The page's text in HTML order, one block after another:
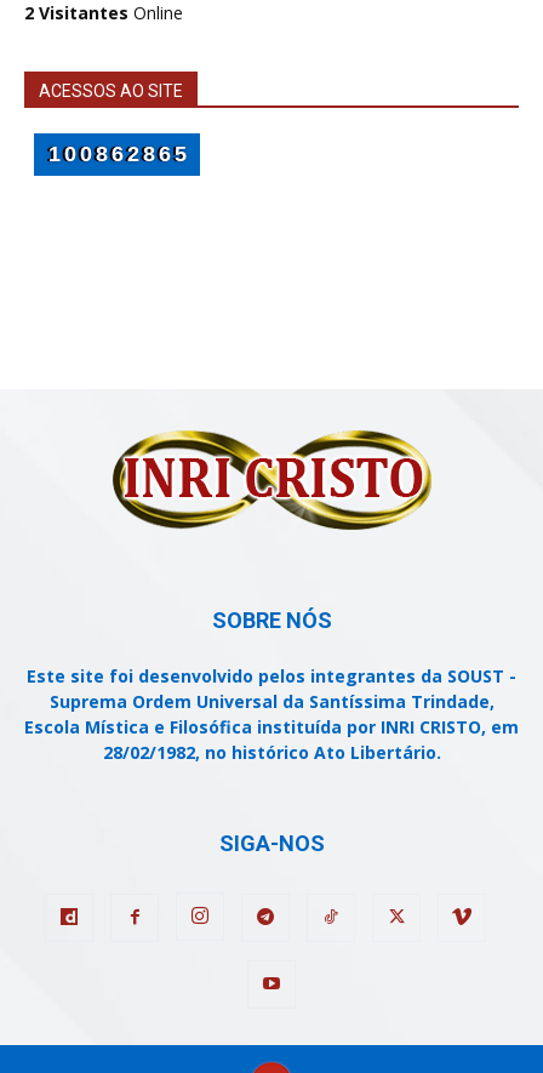
2 Visitantes Online
ACESSOS AO SITE
SOBRE NÓS
Este site foi desenvolvido pelos integrantes da SOUST -
Suprema Ordem Universal da Santíssima Trindade,
Escola Mística e Filosófica instituída por INRI CRISTO, em
28/02/1982, no histórico Ato Libertário.
SIGA-NOS